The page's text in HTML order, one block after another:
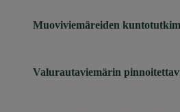
Muoviviemäreiden
Valurautaviemärin